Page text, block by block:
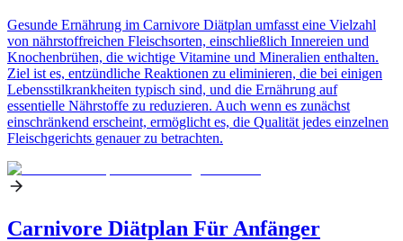
Gesunde Ernährung im Carnivore Diätplan umfasst eine Vielzahl
von nährstoffreichen Fleischsorten, einschließlich Innereien und
Knochenbrühen, die wichtige Vitamine und Mineralien enthalten.
Ziel ist es, entzündliche Reaktionen zu eliminieren, die bei einigen
Lebensstilkrankheiten typisch sind, und die Ernährung auf
essentielle Nährstoffe zu reduzieren. Auch wenn es zunächst
einschränkend erscheint, ermöglicht es, die Qualität jedes einzelnen
Fleischgerichts genauer zu betrachten.
Carnivore Diätplan Für Anfänger